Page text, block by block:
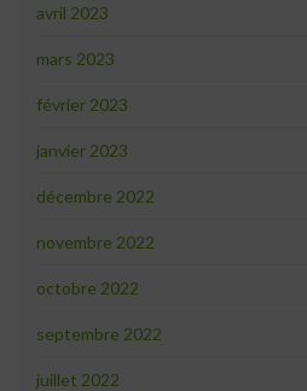
avril 2023
mars 2023
février 2023
janvier 2023
décembre 2022
novembre 2022
octobre 2022
septembre 2022
juillet 2022